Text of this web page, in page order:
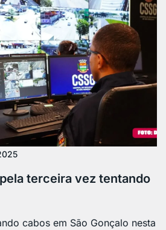
terceira vez tentando
cabos em São Gonçalo nesta